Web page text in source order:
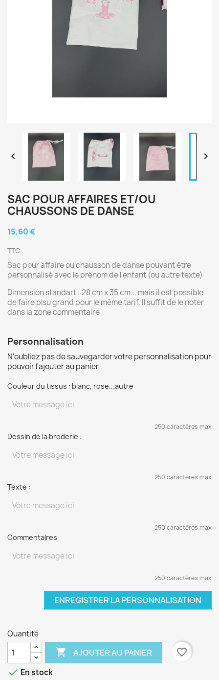
 
SAC POUR AFFAIRES ET/OU
CHAUSSONS DE DANSE
15,60 €
TTC
Sac pour affaire ou chausson de danse pouvant être
personnalisé avec le prénom de l'enfant (ou autre texte)
Dimension standart : 28 cm x 35 cm... mais il est possible
de faire plsu grand pour le même tarif. Il suffit de le noter
dans la zone commentaire
Personnalisation
N'oubliez pas de sauvegarder votre personnalisation pour
pouvoir l'ajouter au panier
Couleur du tissus : blanc, rose..;autre
250 caractères max
Dessin de la broderie :
250 caractères max
Texte :
250 caractères max
Commentaires
250 caractères max
ENREGISTRER LA PERSONNALISATION
Quantité
 AJOUTER AU PANIER
favorite_border
 En stock